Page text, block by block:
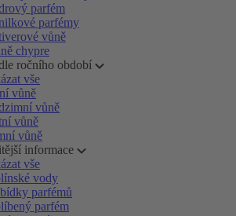
parfém
parfémy
vůně
chypre
ročního období
vše
vůně
vůně
vůně
vůně
informace
vše
vody
parfémů
parfém